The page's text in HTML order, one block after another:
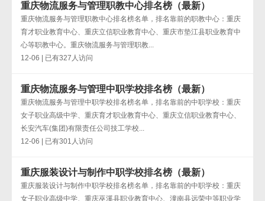
重庆物流服务与管理职教中心排名榜（最新）
重庆物流服务与管理职教中心排名榜名单，排名靠前的职教中心：重庆
育才职业教育中心、重庆立信职业教育中心、重庆市垫江县职业教育中
心等职教中心。重庆物流服务与管理职教...
12-06 | 已有327人访问
重庆物流服务与管理中职学校排名榜（最新）
重庆物流服务与管理中职学校排名榜名单，排名靠前的中职学校：重庆
女子职业高级中学、重庆育才职业教育中心、重庆立信职业教育中心、
长安汽车(集团)有限责任公司技工学校...
12-06 | 已有301人访问
重庆服装设计与制作中职学校排名榜（最新）
重庆服装设计与制作中职学校排名榜名单，排名靠前的中职学校：重庆
女子职业高级中学、重庆巫溪县职业教育中心、潼南县远荣中等职业学